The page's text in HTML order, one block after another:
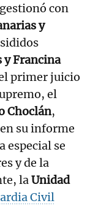
gestionó con
y
y Francina
primer juicio
el
Choclán,
su informe
especial se
y de la
laUnidad
Civil